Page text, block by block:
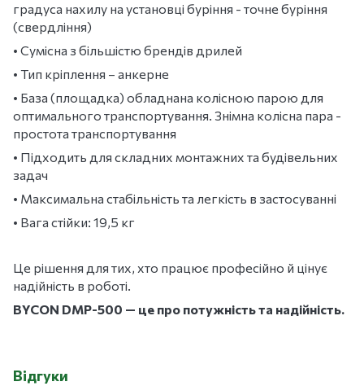
градуса нахилу на установці буріння - точне буріння
(свердління)
• Сумісна з більшістю брендів дрилей
• Тип кріплення – анкерне
• База (площадка) обладнана колісною парою для
оптимального транспортування. Знімна колісна пара -
простота транспортування
• Підходить для складних монтажних та будівельних
задач
• Максимальна стабільність та легкість в застосуванні
• Вага стійки: 19,5 кг
Це рішення для тих, хто працює професійно й цінує
надійність в роботі.
BYCON DMP-500 — це про потужність та надійність.
Відгуки